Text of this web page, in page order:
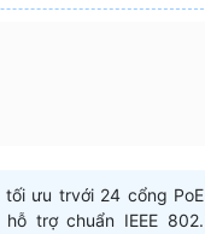
tối ưu trvới 24 cổng PoE
trợ chuẩn IEEE 802.